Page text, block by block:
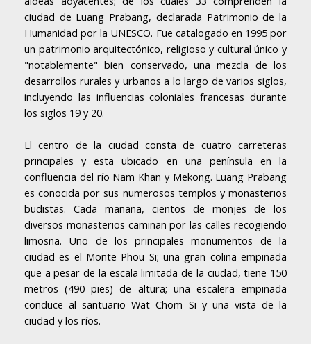
ciudad de Luang Prabang, declarada Patrimonio de la
Humanidad por la UNESCO. Fue catalogado en 1995 por
un patrimonio arquitectónico, religioso y cultural único y
"notablemente" bien conservado, una mezcla de los
desarrollos rurales y urbanos a lo largo de varios siglos,
incluyendo las influencias coloniales francesas durante
los siglos 19 y 20.
El centro de la ciudad consta de cuatro carreteras
principales y esta ubicado en una península en la
confluencia del río Nam Khan y Mekong. Luang Prabang
es conocida por sus numerosos templos y monasterios
budistas. Cada mañana, cientos de monjes de los
diversos monasterios caminan por las calles recogiendo
limosna. Uno de los principales monumentos de la
ciudad es el Monte Phou Si; una gran colina empinada
que a pesar de la escala limitada de la ciudad, tiene 150
metros (490 pies) de altura; una escalera empinada
conduce al santuario Wat Chom Si y una vista de la
ciudad y los ríos.